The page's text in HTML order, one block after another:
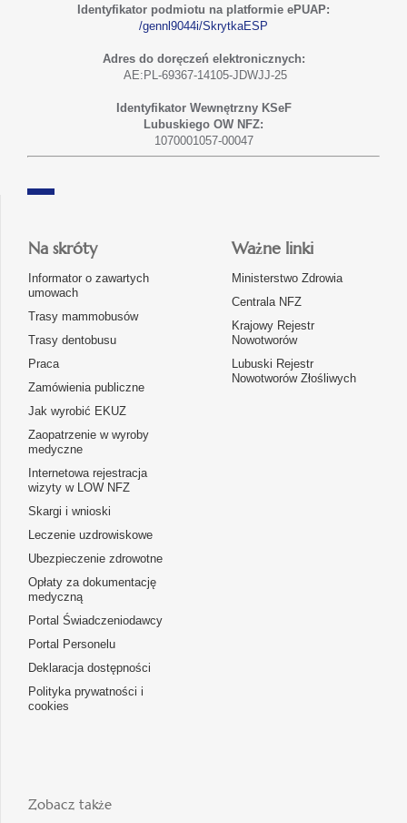
Identyfikator podmiotu na platformie ePUAP:
/gennl9044i/SkrytkaESP
Adres do doręczeń elektronicznych:
AE:PL-69367-14105-JDWJJ-25
Identyfikator Wewnętrzny KSeF
Lubuskiego OW NFZ:
1070001057-00047
Na skróty
Informator o zawartych
umowach
Trasy mammobusów
Trasy dentobusu
Praca
Zamówienia publiczne
Jak wyrobić EKUZ
Zaopatrzenie w wyroby
medyczne
Internetowa rejestracja
wizyty w LOW NFZ
Skargi i wnioski
Leczenie uzdrowiskowe
Ubezpieczenie zdrowotne
Opłaty za dokumentację
medyczną
Portal Świadczeniodawcy
Portal Personelu
Deklaracja dostępności
Polityka prywatności i
cookies
Ważne linki
Ministerstwo Zdrowia
Centrala NFZ
Krajowy Rejestr
Nowotworów
Lubuski Rejestr
Nowotworów Złośliwych
Zobacz także